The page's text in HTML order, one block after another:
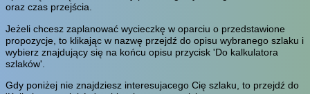
oraz czas przejścia.
Jeżeli chcesz zaplanować wycieczkę w oparciu o przedstawione
propozycje, to klikając w nazwę przejdź do opisu wybranego szlaku i
wybierz znajdujący się na końcu opisu przycisk 'Do kalkulatora
szlaków'.
Gdy poniżej nie znajdziesz interesujacego Cię szlaku, to przejdź do